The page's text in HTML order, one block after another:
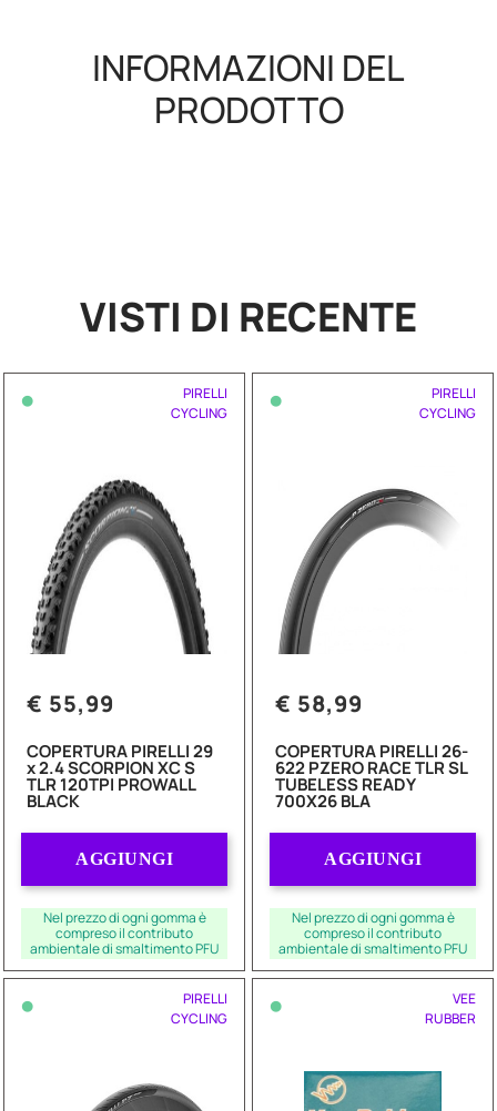
INFORMAZIONI DEL
PRODOTTO
VISTI DI RECENTE
•
PIRELLI
CYCLING
€ 55,99
COPERTURA PIRELLI 29
x 2.4 SCORPION XC S
TLR 120TPI PROWALL
BLACK
AGGIUNGI
Nel prezzo di ogni gomma è
compreso il contributo
ambientale di smaltimento PFU
•
PIRELLI
CYCLING
€ 58,99
COPERTURA PIRELLI 26-
622 PZERO RACE TLR SL
TUBELESS READY
700X26 BLA
AGGIUNGI
Nel prezzo di ogni gomma è
compreso il contributo
ambientale di smaltimento PFU
•
PIRELLI
CYCLING
•
VEE
RUBBER